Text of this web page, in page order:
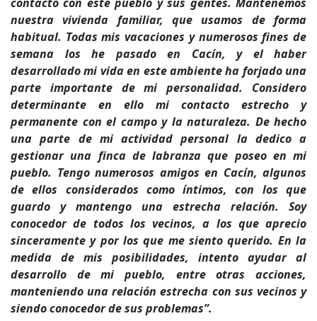
nuestra vivienda familiar, que usamos de forma
habitual. Todas mis vacaciones y numerosos fines de
semana los he pasado en Cacín, y el haber
desarrollado mi vida en este ambiente ha forjado una
parte importante de mi personalidad. Considero
determinante en ello mi contacto estrecho y
permanente con el campo y la naturaleza. De hecho
una parte de mi actividad personal la dedico a
gestionar una finca de labranza que poseo en mi
pueblo. Tengo numerosos amigos en Cacín, algunos
de ellos considerados como íntimos, con los que
guardo y mantengo una estrecha relación. Soy
conocedor de todos los vecinos, a los que aprecio
sinceramente y por los que me siento querido. En la
medida de mis posibilidades, intento ayudar al
desarrollo de mi pueblo, entre otras acciones,
manteniendo una relación estrecha con sus vecinos y
siendo conocedor de sus problemas”.